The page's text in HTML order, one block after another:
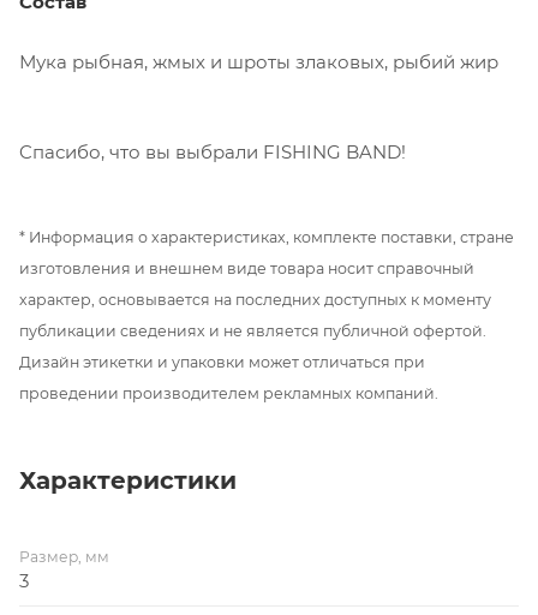
Мука рыбная, жмых и шроты злаковых, рыбий жир
Cпасибо, что вы выбрали FISHING BAND!
* Информация о характеристиках, комплекте поставки, стране
изготовления и внешнем виде товара носит справочный
характер, основывается на последних доступных к моменту
публикации сведениях и не является публичной офертой.
Дизайн этикетки и упаковки может отличаться при
проведении производителем рекламных компаний.
Характеристики
Размер, мм
3